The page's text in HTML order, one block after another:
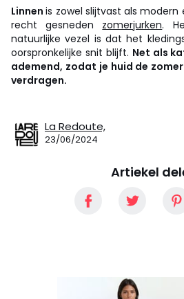
Linnenis zowel slijtvast als
recht gesneden zomerjurken.
natuurlijke vezel is dat het
oorspronkelijke snit blijft. Net als
ademend, zodat je huid de
verdragen.
La Redoute,
23/06/2024
Artiekel